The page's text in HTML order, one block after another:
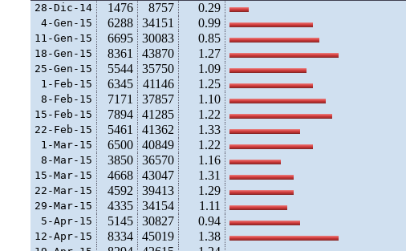
28-Dic-14 1476 8757 0.29
4-Gen-15 6288 34151 0.99
11-Gen-15 6695 30083 0.85
18-Gen-15 8361 43870 1.27
25-Gen-15 5544 35750 1.09
1-Feb-15 6345 41146 1.25
8-Feb-15 7171 37857 1.10
15-Feb-15 7894 41285 1.22
22-Feb-15 5461 41362 1.33
1-Mar-15 6500 40849 1.22
8-Mar-15 3850 36570 1.16
15-Mar-15 4668 43047 1.31
22-Mar-15 4592 39413 1.29
29-Mar-15 4335 34154 1.11
5-Apr-15 5145 30827 0.94
12-Apr-15 8334 45019 1.38